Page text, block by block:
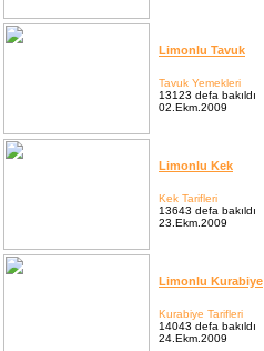
Limonlu Tavuk
Tavuk Yemekleri
13123 defa bakıldı
02.Ekm.2009
Limonlu Kek
Kek Tarifleri
13643 defa bakıldı
23.Ekm.2009
Limonlu Kurabiye
Kurabiye Tarifleri
14043 defa bakıldı
24.Ekm.2009